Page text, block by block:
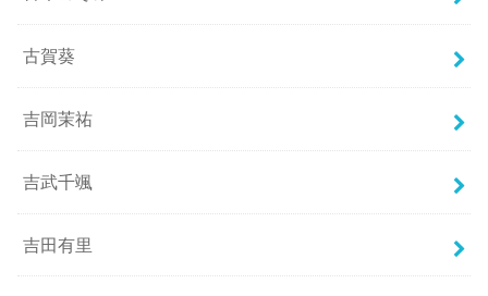
古賀葵
吉岡茉祐
吉武千颯
吉田有里